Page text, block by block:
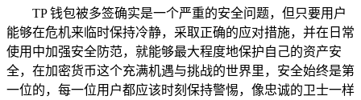
TP 钱包被多签确实是一个严重的安全问题，但只要用户
能够在危机来临时保持冷静，采取正确的应对措施，并在日常
使用中加强安全防范，就能够最大程度地保护自己的资产安
全，在加密货币这个充满机遇与挑战的世界里，安全始终是第
一位的，每一位用户都应该时刻保持警惕，像忠诚的卫士一样